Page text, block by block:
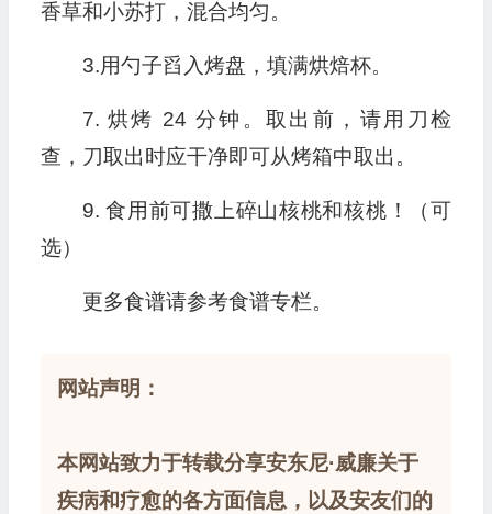
香草和小苏打，混合均匀。
3.用勺子舀入烤盘，填满烘焙杯。
7. 烘烤 24 分钟。取出前，请用刀检
查，刀取出时应干净即可从烤箱中取出。
9. 食用前可撒上碎山核桃和核桃！（可
选）
更多食谱请参考食谱专栏。
网站声明：
本网站致力于转载分享安东尼·威廉关于
疾病和疗愈的各方面信息，以及安友们的